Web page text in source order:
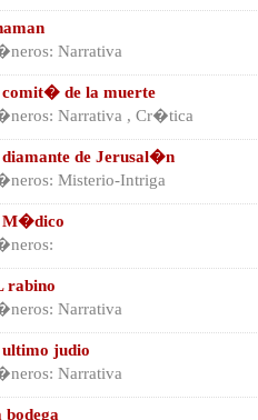
Narrativa
de la muerte
Narrativa , Cr�tica
de Jerusal�n
Misterio-Intriga
M�dico
rabino
Narrativa
judio
Narrativa
bodega